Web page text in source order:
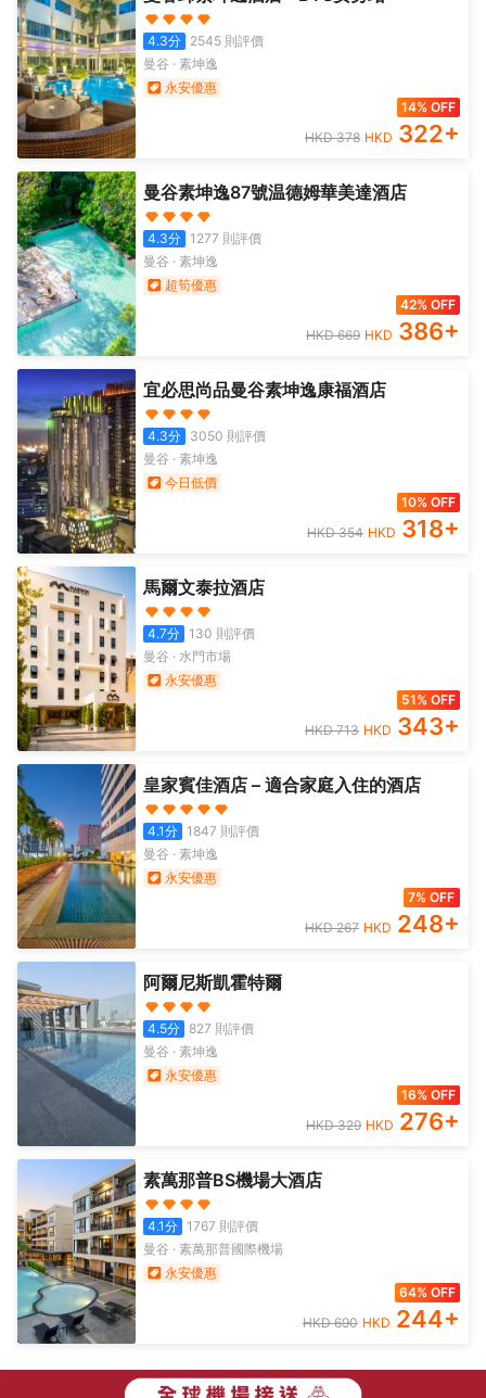
4.3分 2545則評價
曼谷 · 素坤逸
永安優惠
14% OFF
HKD378 HKD 322+
曼谷素坤逸87號温德姆華美達酒店
4.3分 1277 則評價
曼谷 · 素坤逸
超筍優惠
42% OFF
HKD669 HKD 386+
宜必思尚品曼谷素坤逸康福酒店
4.3分 3050 則評價
曼谷 · 素坤逸
今日低價
10% OFF
HKD354 HKD 318+
馬爾文泰拉酒店
4.7分 130 則評價
曼谷 · 水門市場
永安優惠
51% OFF
HKD713 HKD 343+
皇家賓佳酒店 – 適合家庭入住的酒店
4.1分 1847 則評價
曼谷 · 素坤逸
永安優惠
7% OFF
HKD267 HKD 248+
阿爾尼斯凱霍特爾
4.5分 827 則評價
曼谷 · 素坤逸
永安優惠
16% OFF
HKD329 HKD 276+
素萬那普BS機場大酒店
4.1分 1767 則評價
曼谷 · 素萬那普國際機場
永安優惠
64% OFF
HKD690 HKD 244+